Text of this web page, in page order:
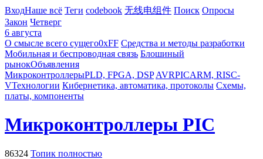
ВходНаше всё Теги codebook 无线电组件 Поиск Опросы
Закон Четверг
6 августа
О смысле всего сущего0xFF Средства и методы разработки
Мобильная и беспроводная связь Блошиный
рынокОбъявления
МикроконтроллерыPLD, FPGA, DSP AVRPICARM, RISC-
VТехнологии Кибернетика, автоматика, протоколы Схемы,
платы, компоненты
Микроконтроллеры PIC
86324 Топик полностью